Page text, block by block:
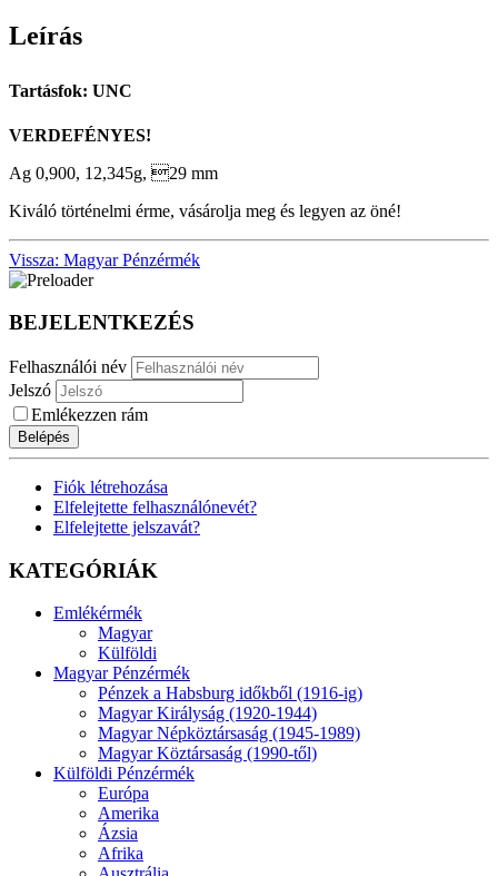
Leírás
Tartásfok: UNC
VERDEFÉNYES!
Ag 0,900, 12,345g, 29 mm
Kiváló történelmi érme, vásárolja meg és legyen az öné!
Vissza: Magyar Pénzérmék
BEJELENTKEZÉS
Felhasználói név
Jelszó
Emlékezzen rám
Belépés
Fiók létrehozása
Elfelejtette felhasználónevét?
Elfelejtette jelszavát?
KATEGÓRIÁK
Emlékérmék
Magyar
Külföldi
Magyar Pénzérmék
Pénzek a Habsburg időkből (1916-ig)
Magyar Királyság (1920-1944)
Magyar Népköztársaság (1945-1989)
Magyar Köztársaság (1990-től)
Külföldi Pénzérmék
Európa
Amerika
Ázsia
Afrika